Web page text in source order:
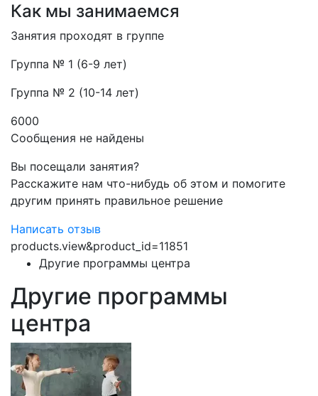
Как мы занимаемся
Занятия проходят в группе
Группа № 1 (6-9 лет)
Группа № 2 (10-14 лет)
6000
Сообщения не найдены
Вы посещали занятия?
Расскажите нам что-нибудь об этом и помогите
другим принять правильное решение
Написать отзыв
products.view&product_id=11851
Другие программы центра
Другие программы
центра